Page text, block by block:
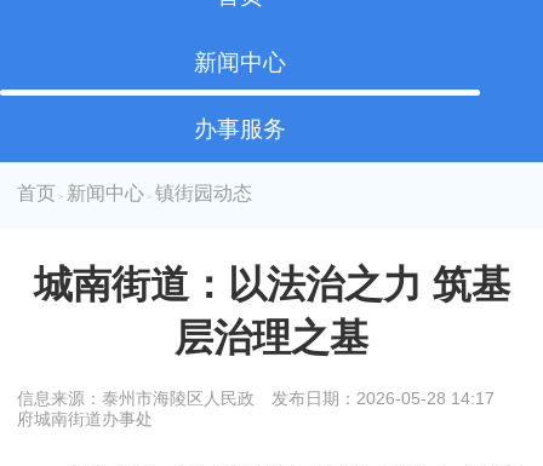
新闻中心
办事服务
首页 > 新闻中心 >镇街园动态
城南街道：以法治之力 筑基
层治理之基
信息来源：泰州市海陵区人民政
府城南街道办事处
发布日期：2026-05-28 14:17